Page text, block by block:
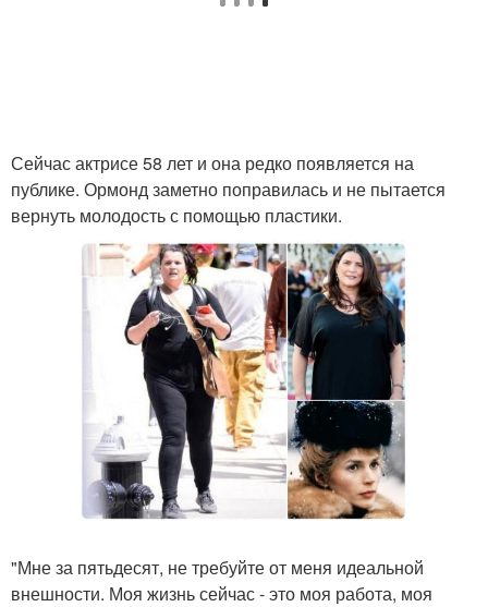
Сейчас актрисе 58 лет и она редко появляется на
публике. Ормонд заметно поправилась и не пытается
вернуть молодость с помощью пластики.
"Мне за пятьдесят, не требуйте от меня идеальной
внешности. Моя жизнь сейчас - это моя работа, моя